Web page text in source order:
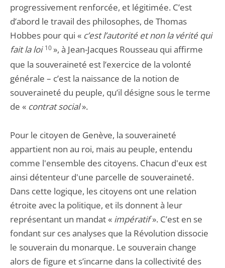
progressivement renforcée, et légitimée. C’est
d’abord le travail des philosophes, de Thomas
Hobbes pour qui « c’est l’autorité et non la vérité qui
fait la loi 10», à Jean-Jacques Rousseau qui affirme
que la souveraineté est l’exercice de la volonté
générale – c’est la naissance de la notion de
souveraineté du peuple, qu’il désigne sous le terme
de « contrat social».
Pour le citoyen de Genève, la souveraineté
appartient non au roi, mais au peuple, entendu
comme l'ensemble des citoyens. Chacun d'eux est
ainsi détenteur d'une parcelle de souveraineté.
Dans cette logique, les citoyens ont une relation
étroite avec la politique, et ils donnent à leur
représentant un mandat « impératif». C’est en se
fondant sur ces analyses que la Révolution dissocie
le souverain du monarque. Le souverain change
alors de figure et s’incarne dans la collectivité des